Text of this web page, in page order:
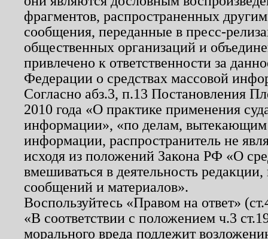
фрагментов, распространенных
сообщения, переданные в пресс-
общественных организаций и
привлечено к ответственности за
Федерации о средствах массовой
Согласно абз.3, п.13 Постановления
2010 года «О практике применения
информации», «по делам, вытекающим
информации, распространитель не
исходя из положений Закона РФ «О
вмешиваться в деятельность
сообщений и материалов».
Воспользуйтесь «Правом на ответ»
«В соответствии с положением ч.3
морального вреда подлежит